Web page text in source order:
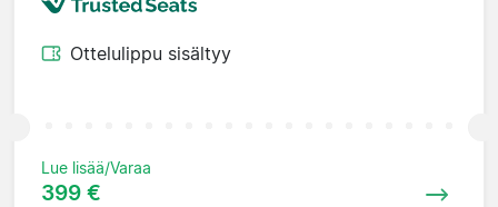
Ottelulippu sisältyy
Lue lisää/Varaa
399 €